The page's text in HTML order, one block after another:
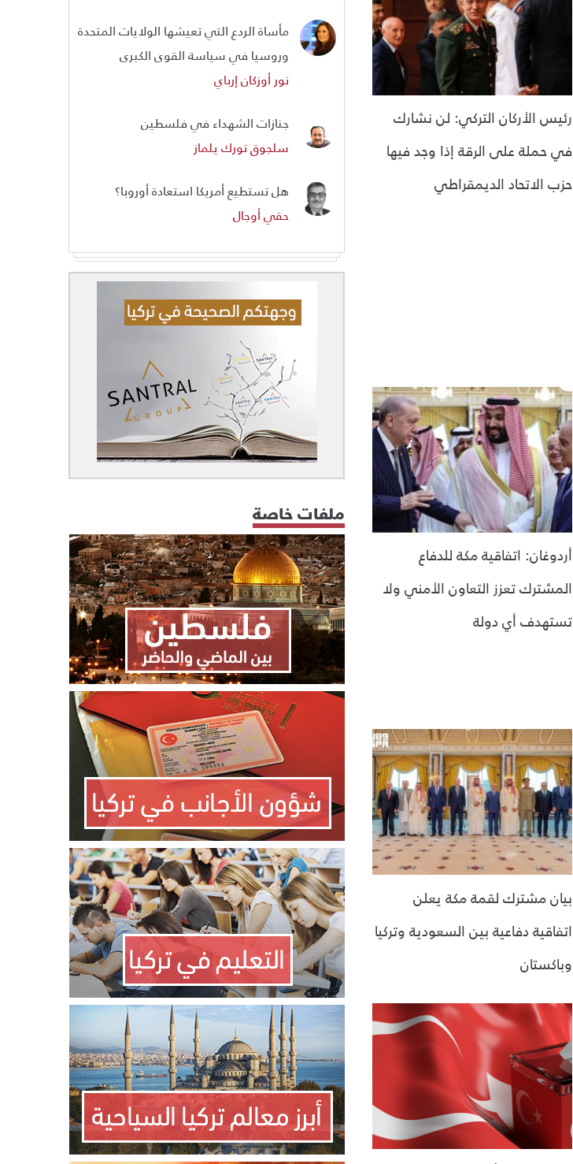
رئيس الأركان التركي: لن نشارك
في حملة على الرقة إذا وجد فيها
حزب الاتحاد الديمقراطي
أردوغان: اتفاقية مكة للدفاع
المشترك تعزز التعاون الأمني ولا
تستهدف أي دولة
بيان مشترك لقمة مكة يعلن
اتفاقية دفاعية بين السعودية وتركيا
وباكستان
مأساة الردع التي تعيشها الولايات المتحدة
وروسيا في سياسة القوى الكبرى
نور أوزكان إرباي
جنازات الشهداء في فلسطين
سلجوق تورك يلماز
هل تستطيع أمريكا استعادة أوروبا؟
حقي أوجال
ملفات خاصة